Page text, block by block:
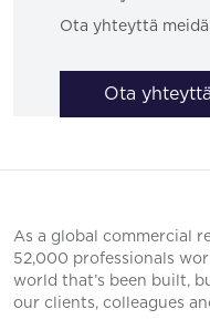
Ota yhteyttä
Ota yhteyttä
As a global commercial
52,000 professionals
world that’s been built,
our clients, colleagues